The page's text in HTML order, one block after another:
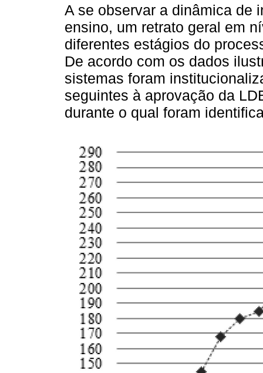
A se observar a dinâmica de
ensino, um retrato geral em
diferentes estágios do
De acordo com os dados
sistemas foram
seguintes à aprovação da
durante o qual foram